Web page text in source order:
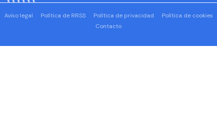
Aviso legal Política de RRSS Política de privacidad
Política de cookies
Contacto